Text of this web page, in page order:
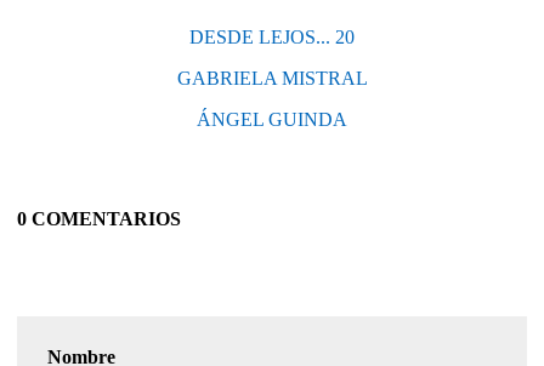
DESDE LEJOS... 20
GABRIELA MISTRAL
ÁNGEL GUINDA
0 COMENTARIOS
Nombre